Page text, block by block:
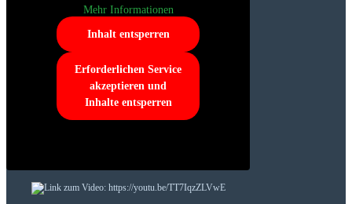
Mehr Informationen
Inhalt entsperren
Erforderlichen Service
akzeptieren und
Inhalte entsperren